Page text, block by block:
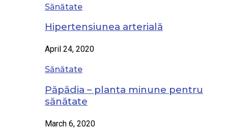
Sănătate
Hipertensiunea arterială
April 24, 2020
Sănătate
Păpădia – planta minune pentru
sănătate
March 6, 2020